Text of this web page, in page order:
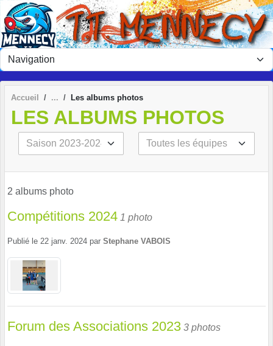
Accueil Les albums photos
LES ALBUMS PHOTOS
2 albums photo
Compétitions 2024 1 photo
Publié le 22 janv. 2024 par Stephane VABOIS
Forum des Associations 2023 3 photos
Panneau de gestion des cookies